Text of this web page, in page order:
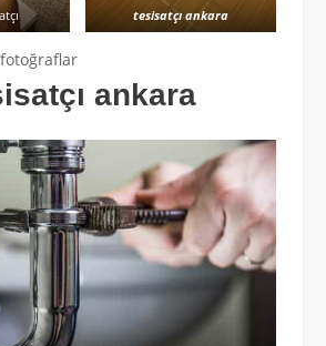
tesisatçı ankara
ankara